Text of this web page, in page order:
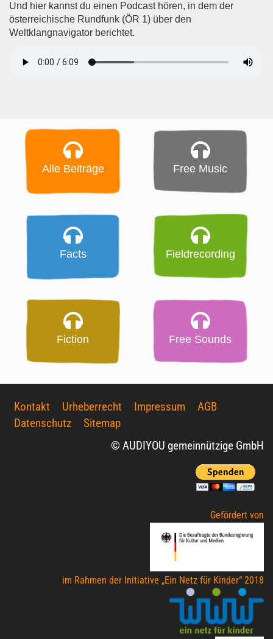
Und hier kannst du einen Podcast hören, in dem der
österreichische Rundfunk (ÖR 1) über den
Weltklangnavigator berichtet.
Alle Beiträge Free Music
Facts Fieldrecording
Fiction Free Sounds
Kontakt Urheberrecht Impressum
AGB
Datenschutz
Sitemap
© AUDIYOU gemeinnützige GmbH
Gefördert von
im Rahmen der Initiative „Ein Netz für Kinder“ 2018